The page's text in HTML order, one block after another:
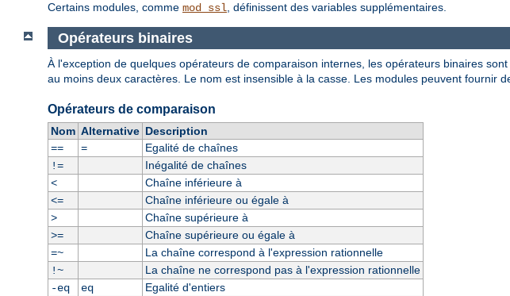
Certains modules, comme mod_ssl , définissent des variables supplémentaires.
Opérateurs binaires
À l'exception de quelques opérateurs de comparaison internes, les opérateurs binaires
au moins deux caractères. Le nom est insensible à la casse. Les modules peuvent fournir
Opérateurs de comparaison
Nom Alternative Description
==
=
Egalité de chaînes
!=
Inégalité de chaînes
<
Chaîne inférieure à
<=
Chaîne inférieure ou égale à
>
Chaîne supérieure à
>=
Chaîne supérieure ou égale à
=~
La chaîne correspond à l'expression rationnelle
!~
La chaîne ne correspond pas à l'expression rationnelle
-eq
eq
Egalité d'entiers